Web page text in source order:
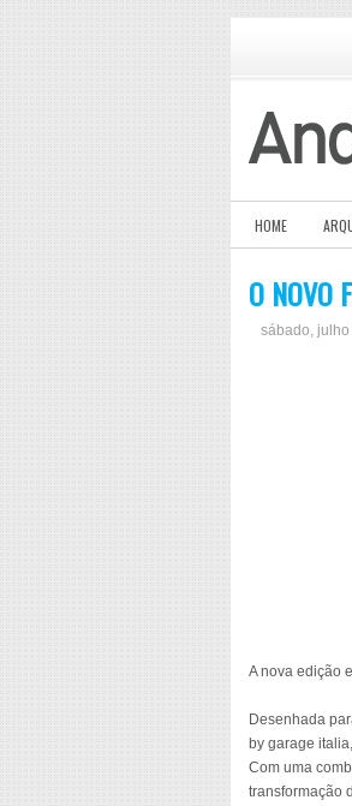
HOME
O NOVO
sábado, julho
A nova edição
Desenhada
by garage
Com uma
transformação